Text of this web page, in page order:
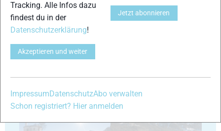
21 22
23
Tracking. Alle Infos dazu
findest du in der
Datenschutzerklärung!
Akzeptieren und weiter
Jetzt abonnieren
ImpressumDatenschutzAbo verwalten
Schon registriert? Hier anmelden